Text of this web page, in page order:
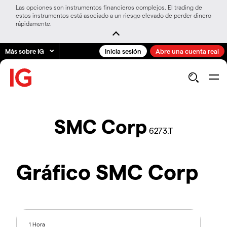
Las opciones son instrumentos financieros complejos. El trading de
estos instrumentos está asociado a un riesgo elevado de perder dinero
rápidamente.
Más sobre IG Inicia sesión Abre una cuenta real
SMC Corp 6273.T
Gráfico SMC Corp
1 Hora